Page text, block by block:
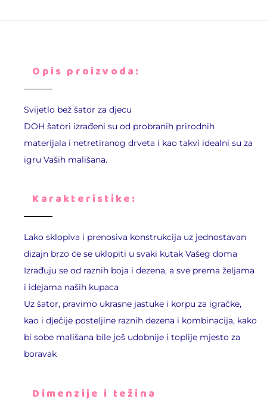
Opis proizvoda:
Svijetlo bež šator za djecu
DOH šatori izrađeni su od probranih prirodnih
materijala i netretiranog drveta i kao takvi idealni su za
igru Vaših mališana.
Karakteristike:
Lako sklopiva i prenosiva konstrukcija uz jednostavan
dizajn brzo će se uklopiti u svaki kutak Vašeg doma
Izrađuju se od raznih boja i dezena, a sve prema željama
i idejama naših kupaca
Uz šator, pravimo ukrasne jastuke i korpu za igračke,
kao i dječije posteljine raznih dezena i kombinacija, kako
bi sobe mališana bile još udobnije i toplije mjesto za
boravak
Dimenzije i težina